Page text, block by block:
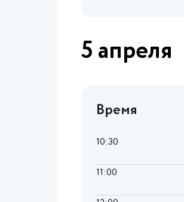
5 апреля
Время
10:30
11:00